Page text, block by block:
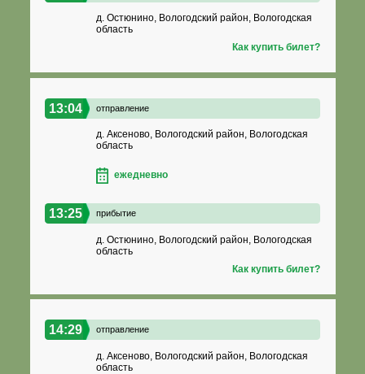
д. Остюнино, Вологодский район, Вологодская
область
Как купить билет?
13:04 отправление
д. Аксеново, Вологодский район, Вологодская
область
ежедневно
13:25 прибытие
д. Остюнино, Вологодский район, Вологодская
область
Как купить билет?
14:29 отправление
д. Аксеново, Вологодский район, Вологодская
область